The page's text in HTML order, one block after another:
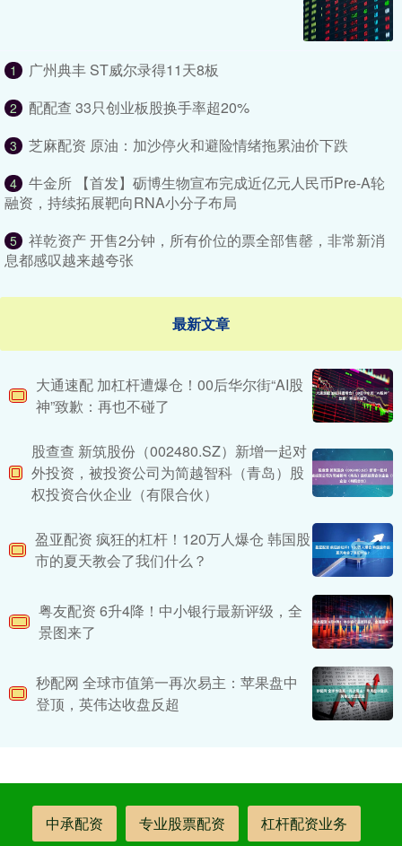
1 广州典丰 ST威尔录得11天8板
2 配配查 33只创业板股换手率超20%
3 芝麻配资 原油：加沙停火和避险情绪拖累油价下跌
4
牛金所 【首发】砺博生物宣布完成近亿元人民币Pre-A轮
融资，持续拓展靶向RNA小分子布局
5
祥乾资产 开售2分钟，所有价位的票全部售罄，非常新消
息都感叹越来越夸张
最新文章
大通速配 加杠杆遭爆仓！00后华尔街“AI股
神”致歉：再也不碰了
股查查 新筑股份（002480.SZ）新增一起对
外投资，被投资公司为简越智科（青岛）股
权投资合伙企业（有限合伙）
盈亚配资 疯狂的杠杆！120万人爆仓 韩国股
市的夏天教会了我们什么？
粤友配资 6升4降！中小银行最新评级，全
景图来了
秒配网 全球市值第一再次易主：苹果盘中
登顶，英伟达收盘反超
中承配资 专业股票配资 杠杆配资业务